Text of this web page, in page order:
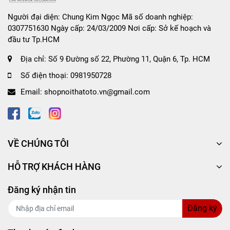
giác thoải mái tỉnh táo tức thời khi tham gia giao
thông, nhất là vào thời tiết nắng nóng.
khử sạch mùi hôi, mùi thức ăn thừa và nấm mốc
trong xe một cách hiệu quả.
Giữ cho không khí trong xe luôn sạch sẽ và
thông thoáng.
Với thiết kế nắp xoay hỗ trợ đóng lại khi không
sử dụng, giúp tiết kiệm sáp hơn trong thời gian
dùng.
Phần đế rộng giúp cố định sản phẩm tại vị trí
Sản phẩm được làm từ các nguyên liệu tự nhiên,
không chứa các thành phần độc hại nên bạn có
Người đại diện: Chung Kim Ngọc Mã số doanh nghiệp:
0307751630 Ngày cấp: 24/03/2009 Nơi cấp: Sở kế hoạch và
đầu tư Tp.HCM
Địa chỉ: Số 9 Đường số 22, Phường 11, Quận 6, Tp. HCM
Số điện thoại: 0981950728
Email: shopnoithatoto.vn@gmail.com
VỀ CHÚNG TÔI
HỖ TRỢ KHÁCH HÀNG
Đăng ký nhận tin
Đăng ký